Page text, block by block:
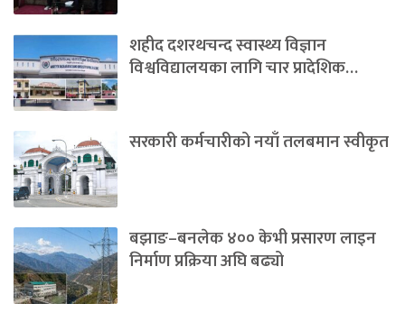
शहीद दशरथचन्द स्वास्थ्य विज्ञान
विश्वविद्यालयका लागि चार प्रादेशिक…
सरकारी कर्मचारीको नयाँ तलबमान स्वीकृत
बझाङ–बनलेक ४०० केभी प्रसारण लाइन
निर्माण प्रक्रिया अघि बढ्यो